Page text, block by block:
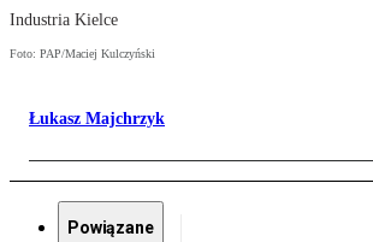
Industria Kielce
Foto: PAP/Maciej Kulczyński
Łukasz Majchrzyk
Powiązane